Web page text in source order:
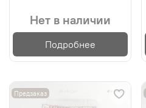
Нет в наличии
Подробнее
Предзаказ